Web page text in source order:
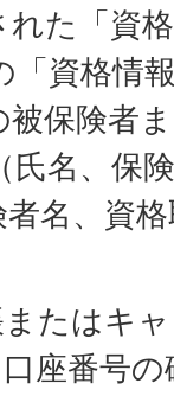
た「資
「資格情
被保険者
氏名、保
名、資
たはキ
座番号